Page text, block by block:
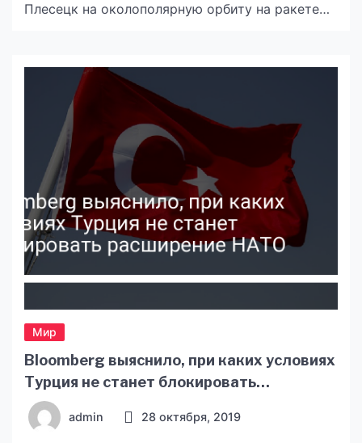
Плесецк на околополярную орбиту на ракете
космоблогер Анатолий Зак. Читайте нас в
Telegram: проверенные факты, только важное
Этот запуск глава Роскосмоса Дмитрий
Рогозин «разрекламировал» в соцсетях
сообщением, что на […]
Мир
Bloomberg выяснило, при каких условиях
Турция не станет блокировать
расширение НАТО — новости Украины,
Мир
admin 28 октября, 2019